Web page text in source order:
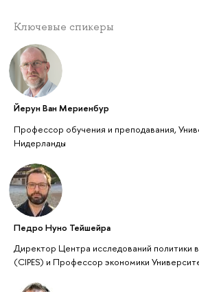
Ключевые спикеры
Йерун Ван Мериенбур
Профессор обучения и преподавания,
Нидерланды
Педро Нуно Тейшейра
Директор Центра исследований политики
(CIPES) и Профессор экономики